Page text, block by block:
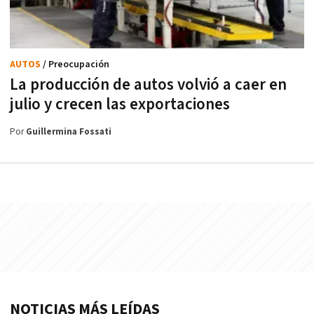
La producción de autos volvió a caer en
julio y crecen las exportaciones
AUTOS / Preocupación
PorGuillermina Fossati
NOTICIAS MÁS LEÍDAS